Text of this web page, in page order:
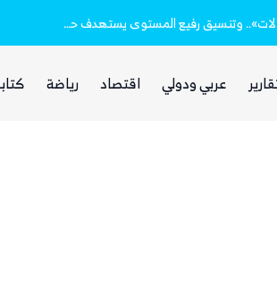
صادق دويد: ما يحصل «جولة من ضمن جولات».. وتنسيق رفيع المستوى يستهدف حسم المعركة
عربي ودولي اقتصاد رياضة